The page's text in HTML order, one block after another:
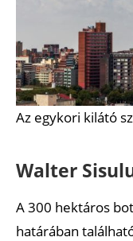
Az egykori kilátó
Walter
A 300 hektáros
határában